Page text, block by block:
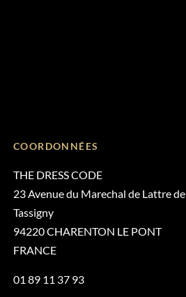
COORDONNÉES
THE DRESS CODE
23 Avenue du Marechal de Lattre de
Tassigny
94220 CHARENTON LE PONT
FRANCE
01 89 11 37 93